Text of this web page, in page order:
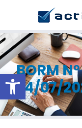
Abrir barra de
BORM
24/07/